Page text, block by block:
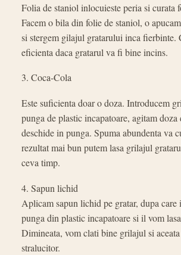
Folia de staniol inlocuieste peria si curata
Facem o bila din folie de staniol, o
si stergem gilajul gratarului inca fierbinte.
eficienta daca gratarul va fi bine incins.
3. Coca-Cola
Este suficienta doar o doza. Introducem
punga de plastic incapatoare, agitam doza
deschide in punga. Spuma abundenta va
rezultat mai bun putem lasa grilajul
ceva timp.
4. Sapun lichid
Aplicam sapun lichid pe gratar, dupa
punga din plastic incapatoare si il vom
Dimineata, vom clati bine grilajul si
stralucitor.